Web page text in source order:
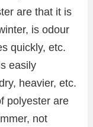
are that it is
is odour
quickly, etc.
easily
heavier, etc.
polyester are
not